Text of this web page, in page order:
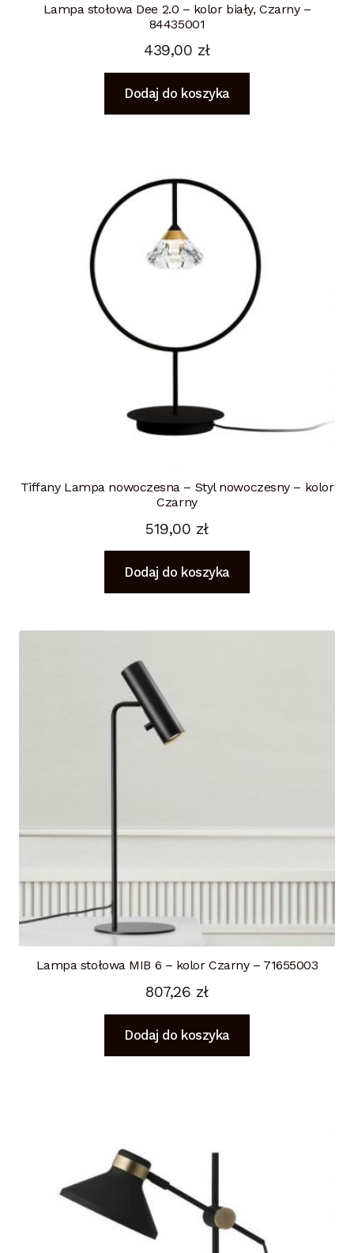
Lampa stołowa Dee 2.0 – kolor biały, Czarny –
84435001
439,00 zł
Dodaj do koszyka
Tiffany Lampa nowoczesna – Styl nowoczesny – kolor
Czarny
519,00 zł
Dodaj do koszyka
Lampa stołowa MIB 6 – kolor Czarny – 71655003
807,26 zł
Dodaj do koszyka